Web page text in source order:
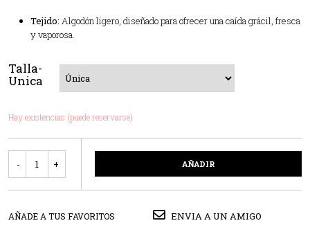
Tejido: Algodón ligero, diseñado para ofrecer una caída grácil, fresca
y vaporosa.
Talla-
Unica
Hay existencias (puede reservarse)
AÑADIR
AÑADE A TUS FAVORITOS ENVIA A UN AMIGO